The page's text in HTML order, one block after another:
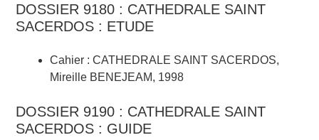
DOSSIER 9180 : CATHEDRALE SAINT
SACERDOS : ETUDE
Cahier : CATHEDRALE SAINT SACERDOS,
Mireille BENEJEAM, 1998
DOSSIER 9190 : CATHEDRALE SAINT
SACERDOS : GUIDE